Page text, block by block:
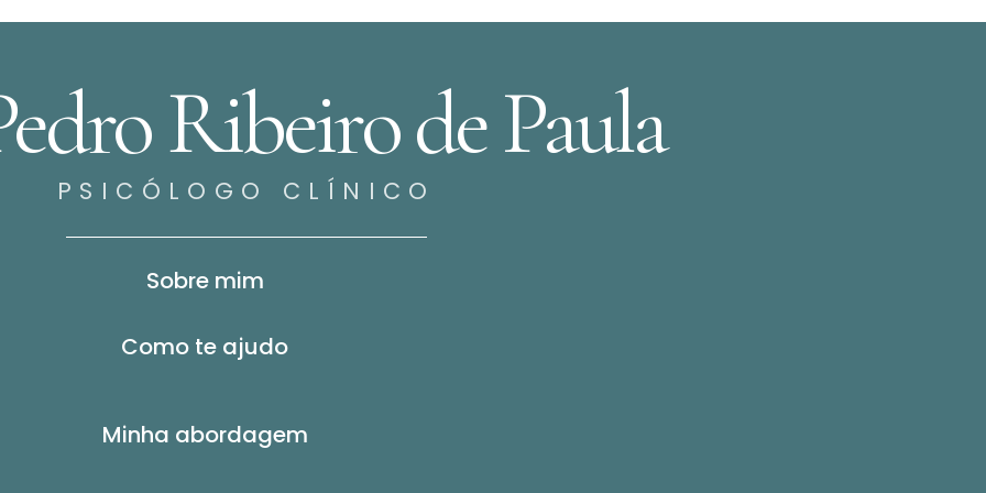
Ribeiro de Paula
PSICÓLOGO CLÍNICO
Sobre mim
Como te ajudo
Minha abordagem